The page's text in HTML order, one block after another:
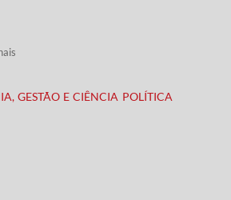
GESTÃO E CIÊNCIA POLÍTICA